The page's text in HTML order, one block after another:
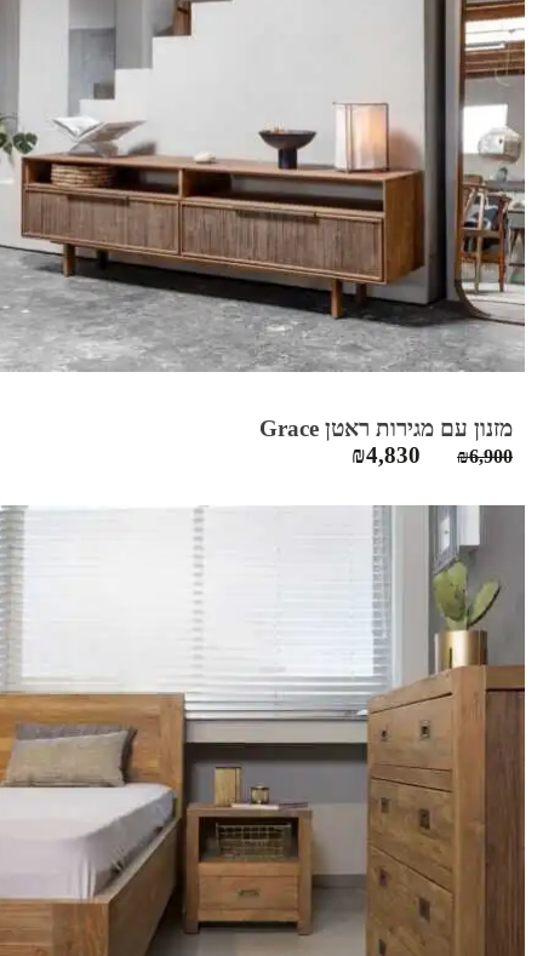
מזנון עם מגירות ראטן Grace
₪6,900
המחיר
היה:
₪6,900.
₪4,830
הוא: